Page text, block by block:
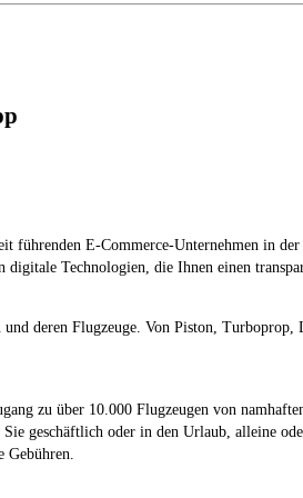
E-Commerce-Unternehmen in
Technologien, die Ihnen einen
deren Flugzeuge. Von Piston,
zu über 10.000 Flugzeugen von
geschäftlich oder in den Urlaub, alleine